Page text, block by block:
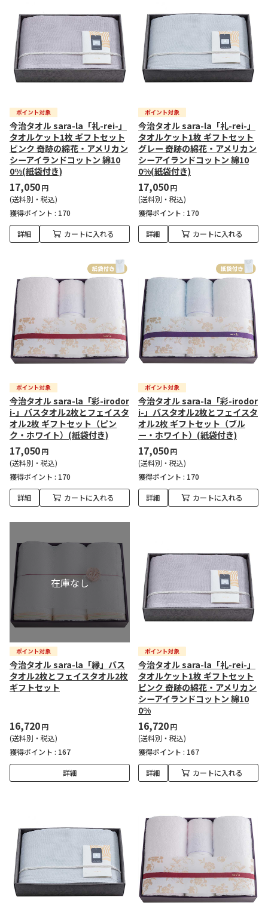
今治タオル sara-la「礼-rei-」
タオルケット1枚 ギフトセット
ピンク 奇跡の綿花・アメリカン
シーアイランドコットン 綿10
0%(紙袋付き)
17,050円
(送料別・税込)
獲得ポイント : 170
詳細 カートに入れる
今治タオル sara-la「礼-rei-」
タオルケット1枚 ギフトセット
グレー 奇跡の綿花・アメリカン
シーアイランドコットン 綿10
0%(紙袋付き)
17,050円
(送料別・税込)
獲得ポイント : 170
詳細 カートに入れる
今治タオル sara-la「彩-irodor
i-」バスタオル2枚とフェイスタ
オル2枚 ギフトセット（ピン
ク・ホワイト）(紙袋付き)
17,050円
(送料別・税込)
獲得ポイント : 170
詳細 カートに入れる
今治タオル sara-la「彩-irodor
i-」バスタオル2枚とフェイスタ
オル2枚 ギフトセット（ブル
ー・ホワイト）(紙袋付き)
17,050円
(送料別・税込)
獲得ポイント : 170
詳細 カートに入れる
今治タオル sara-la「縁」バス
タオル2枚とフェイスタオル2枚
ギフトセット
16,720円
(送料別・税込)
獲得ポイント : 167
詳細
今治タオル sara-la「礼-rei-」
タオルケット1枚 ギフトセット
ピンク 奇跡の綿花・アメリカン
シーアイランドコットン 綿10
0%
16,720円
(送料別・税込)
獲得ポイント : 167
詳細 カートに入れる